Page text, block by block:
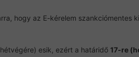
hogy az E-kérelem szankciómentes
esik, ezért a határidő 17-re